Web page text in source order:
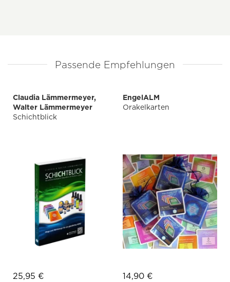
Passende Empfehlungen
Claudia Lämmermeyer,
Walter Lämmermeyer
Schichtblick
25,95 €
EngelALM
Orakelkarten
14,90 €